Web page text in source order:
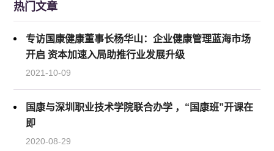
热门文章
专访国康健康董事长杨华山：企业健康管理蓝海市场
开启 资本加速入局助推行业发展升级
2021-10-09
国康与深圳职业技术学院联合办学 ，“国康班”开课在
即
2020-08-29